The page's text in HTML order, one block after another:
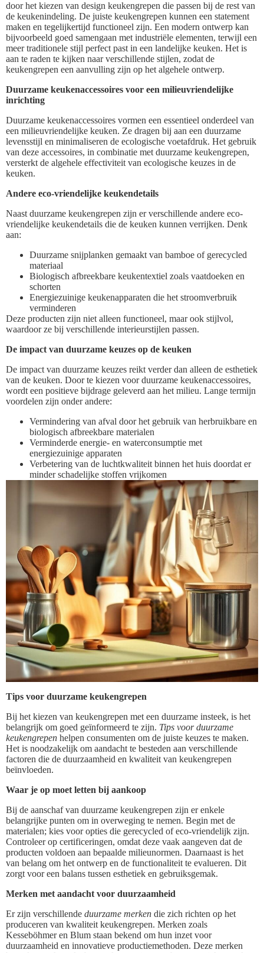
door het kiezen van design keukengrepen die passen bij de rest van
de keukenindeling. De juiste keukengrepen kunnen een statement
maken en tegelijkertijd functioneel zijn. Een modern ontwerp kan
bijvoorbeeld goed samengaan met industriële elementen, terwijl een
meer traditionele stijl perfect past in een landelijke keuken. Het is
aan te raden te kijken naar verschillende stijlen, zodat de
keukengrepen een aanvulling zijn op het algehele ontwerp.
Duurzame keukenaccessoires voor een milieuvriendelijke
inrichting
Duurzame keukenaccessoires vormen een essentieel onderdeel van
een milieuvriendelijke keuken. Ze dragen bij aan een duurzame
levensstijl en minimaliseren de ecologische voetafdruk. Het gebruik
van deze accessoires, in combinatie met duurzame keukengrepen,
versterkt de algehele effectiviteit van ecologische keuzes in de
keuken.
Andere eco-vriendelijke keukendetails
Naast duurzame keukengrepen zijn er verschillende andere eco-
vriendelijke keukendetails die de keuken kunnen verrijken. Denk
aan:
Duurzame snijplanken gemaakt van bamboe of gerecycled
materiaal
Biologisch afbreekbare keukentextiel zoals vaatdoeken en
schorten
Energiezuinige keukenapparaten die het stroomverbruik
verminderen
Deze producten zijn niet alleen functioneel, maar ook stijlvol,
waardoor ze bij verschillende interieurstijlen passen.
De impact van duurzame keuzes op de keuken
De impact van duurzame keuzes reikt verder dan alleen de esthetiek
van de keuken. Door te kiezen voor duurzame keukenaccessoires,
wordt een positieve bijdrage geleverd aan het milieu. Lange termijn
voordelen zijn onder andere:
Vermindering van afval door het gebruik van herbruikbare en
biologisch afbreekbare materialen
Verminderde energie- en waterconsumptie met
energiezuinige apparaten
Verbetering van de luchtkwaliteit binnen het huis doordat er
minder schadelijke stoffen vrijkomen
Tips voor duurzame keukengrepen
Bij het kiezen van keukengrepen met een duurzame insteek, is het
belangrijk om goed geïnformeerd te zijn. Tips voor duurzame
keukengrepen helpen consumenten om de juiste keuzes te maken.
Het is noodzakelijk om aandacht te besteden aan verschillende
factoren die de duurzaamheid en kwaliteit van keukengrepen
beïnvloeden.
Waar je op moet letten bij aankoop
Bij de aanschaf van duurzame keukengrepen zijn er enkele
belangrijke punten om in overweging te nemen. Begin met de
materialen; kies voor opties die gerecycled of eco-vriendelijk zijn.
Controleer op certificeringen, omdat deze vaak aangeven dat de
producten voldoen aan bepaalde milieunormen. Daarnaast is het
van belang om het ontwerp en de functionaliteit te evalueren. Dit
zorgt voor een balans tussen esthetiek en gebruiksgemak.
Merken met aandacht voor duurzaamheid
Er zijn verschillende duurzame merken die zich richten op het
produceren van kwaliteit keukengrepen. Merken zoals
Kesseböhmer en Blum staan bekend om hun inzet voor
duurzaamheid en innovatieve productiemethoden. Deze merken